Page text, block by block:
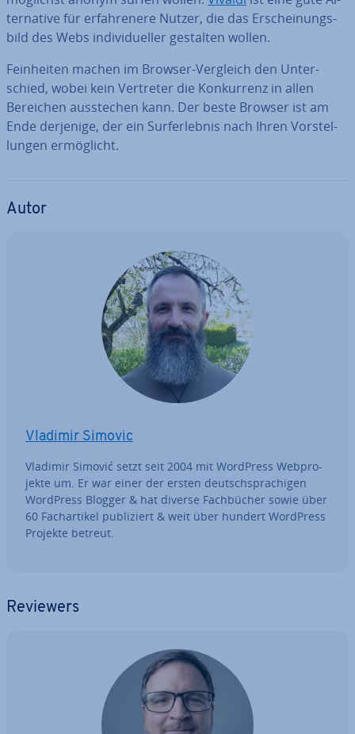
ter­na­ti­ve für er­fah­re­ne­re Nutzer, die das Er­schei­nungs­
bild des Webs in­di­vi­du­el­ler gestalten wollen.
Fein­hei­ten machen im Browser-Vergleich den Un­ter­
schied, wobei kein Vertreter die Kon­kur­renz in allen
Bereichen aus­ste­chen kann. Der beste Browser ist am
Ende derjenige, der ein Surf­erleb­nis nach Ihren Vor­stel­
lun­gen er­mög­licht.
Autor
Vladimir Simovic
Vladimir Simović setzt seit 2004 mit WordPress Web­pro­
jek­te um. Er war einer der ersten deutsch­spra­chi­gen
WordPress Blogger & hat diverse Fach­bü­cher sowie über
60 Fach­ar­ti­kel pu­bli­ziert & weit über hundert WordPress
Projekte betreut.
Reviewers